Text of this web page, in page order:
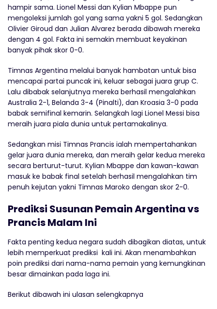
hampir sama. Lionel Messi dan Kylian Mbappe pun
mengoleksi jumlah gol yang sama yakni 5 gol. Sedangkan
Olivier Giroud dan Julian Alvarez berada dibawah mereka
dengan 4 gol. Fakta ini semakin membuat keyakinan
banyak pihak skor 0-0.
Timnas Argentina melalui banyak hambatan untuk bisa
mencapai partai puncak ini, keluar sebagai juara grup C.
Lalu dibabak selanjutnya mereka berhasil mengalahkan
Australia 2-1, Belanda 3-4 (Pinalti), dan Kroasia 3-0 pada
babak semifinal kemarin. Selangkah lagi Lionel Messi bisa
meraih juara piala dunia untuk pertamakalinya.
Sedangkan misi Timnas Prancis ialah mempertahankan
gelar juara dunia mereka, dan meraih gelar kedua mereka
secara berturut-turut. Kylian Mbappe dan kawan-kawan
masuk ke babak final setelah berhasil mengalahkan tim
penuh kejutan yakni Timnas Maroko dengan skor 2-0.
Prediksi Susunan Pemain Argentina vs
Prancis Malam Ini
Fakta penting kedua negara sudah dibagikan diatas, untuk
lebih memperkuat prediksi kali ini. Akan menambahkan
poin prediksi dari nama-nama pemain yang kemungkinan
besar dimainkan pada laga ini.
Berikut dibawah ini ulasan selengkapnya